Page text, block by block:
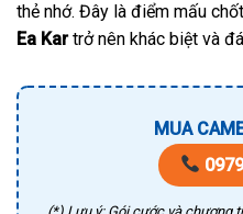
thẻ nhớ. Đây là điểm mấu
Ea Kartrở nên khác biệt và
MUA